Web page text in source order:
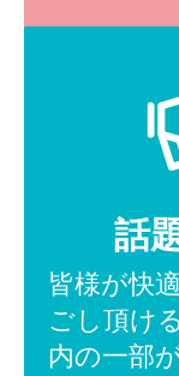
話
皆様が快
ごし頂け
内の一部